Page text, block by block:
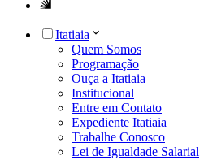
Itatiaia
Quem Somos
Programação
Ouça a Itatiaia
Institucional
Entre em Contato
Expediente Itatiaia
Trabalhe Conosco
Lei de Igualdade Salarial